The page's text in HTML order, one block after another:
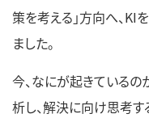
策を考える」方向へ、KI
ました。
今、なにが起きているの
析し、解決に向け思考